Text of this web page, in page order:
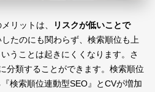
リットは、
リスクが低いことで
たのにも関わらず、検索順位も上
うことは起きにくくなります。さ
分類することができます。検索順位
検索順位連動型SEO』とCVが増加